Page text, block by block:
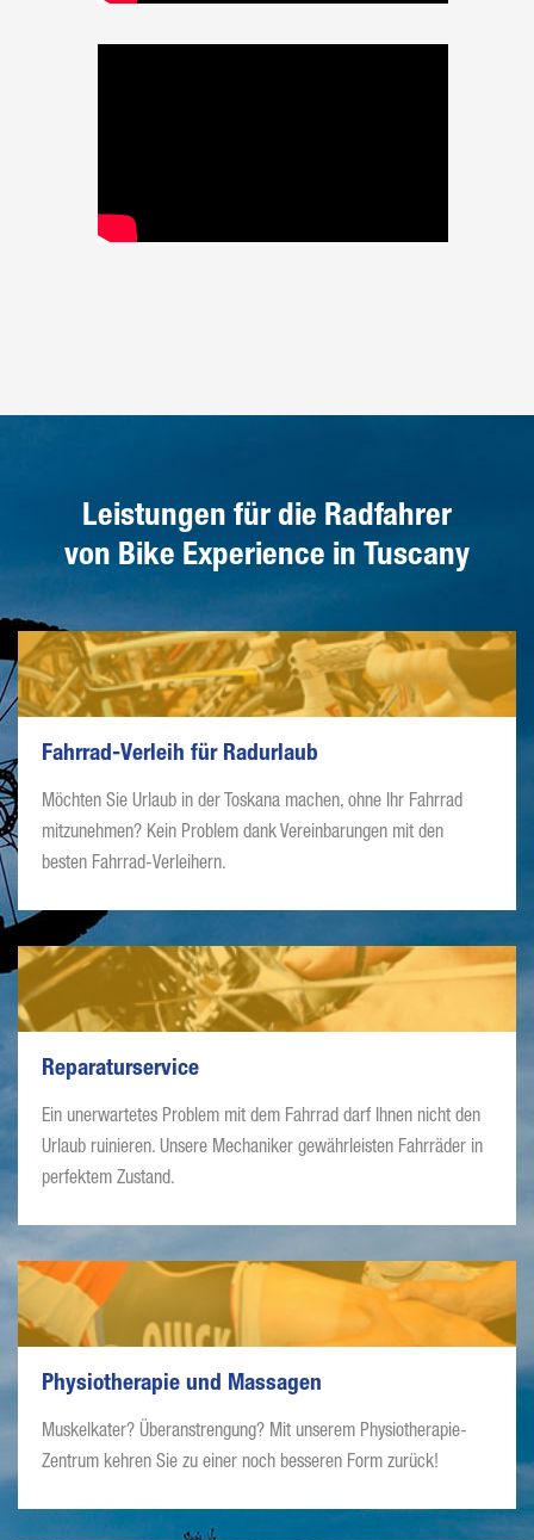
Leistungen für die Radfahrer
von Bike Experience in Tuscany
Fahrrad-Verleih für Radurlaub
Möchten Sie Urlaub in der Toskana machen, ohne Ihr Fahrrad
mitzunehmen? Kein Problem dank Vereinbarungen mit den
besten Fahrrad-Verleihern.
Reparaturservice
Ein unerwartetes Problem mit dem Fahrrad darf Ihnen nicht den
Urlaub ruinieren. Unsere Mechaniker gewährleisten Fahrräder in
perfektem Zustand.
Physiotherapie und Massagen
Muskelkater? Überanstrengung? Mit unserem Physiotherapie-
Zentrum kehren Sie zu einer noch besseren Form zurück!